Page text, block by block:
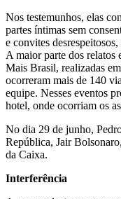
Nos testemunhos, elas
partes íntimas sem
e convites
A maior parte dos relatos
Mais Brasil, realizadas
ocorreram mais de 140
equipe. Nesses eventos
hotel, onde ocorriam os
No dia 29 de junho,
República, Jair
da Caixa.
Interferência